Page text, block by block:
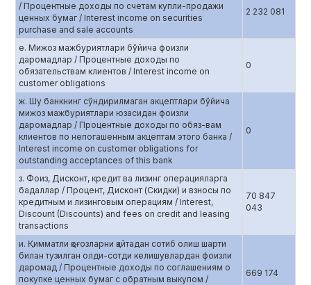
/ Процентные доходы по счетам купли-продажи
ценных бумаг / Interest income on securities
purchase and sale accounts
2 232 081
е. Мижоз мажбуриятлари бўйича фоизли
даромадлар / Процентные доходы по
обязательствам клиентов / Interest income on
customer obligations
0
ж. Шу банкнинг сўндирилмаган акцептлари бўйича
мижоз мажбуриятлари юзасидан фоизли
даромадлар / Процентные доходы по обяз-вам
клиентов по непогашенным акцептам этого банка /
Interest income on customer obligations for
outstanding acceptances of this bank
0
з. Фоиз, Дисконт, кредит ва лизинг операцияларга
бадаллар / Процент, Дисконт (Скидки) и взносы по
кредитным и лизинговым операциям / Interest,
Discount (Discounts) and fees on credit and leasing
transactions
70 847
043
и. Қимматли қоғозларни қайтадан сотиб олиш шарти
билан тузилган олди-сотди келишувлардан фоизли
даромад / Процентные доходы по соглашениям о
покупке ценных бумаг с обратным выкупом /
669 174